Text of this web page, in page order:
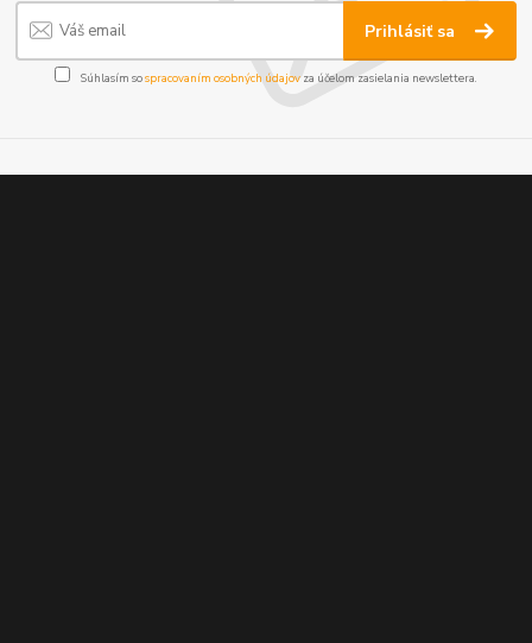
Prihlásiť sa
Súhlasím sospracovaním osobných údajov za účelom zasielania newslettera.